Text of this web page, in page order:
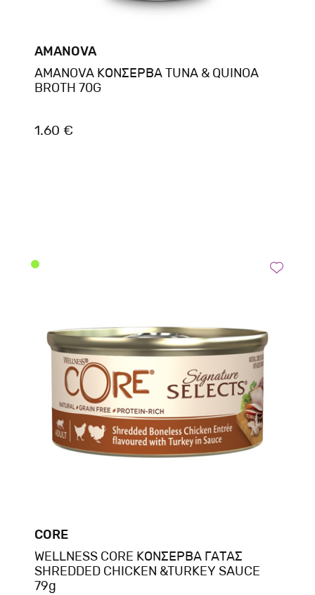
AMANOVA
AMANOVA ΚΟΝΣΕΡΒΑ TUNA & QUINOA
BROTH 70G
1.60 €
CORE
WELLNESS CORE ΚΟΝΣΕΡΒΑ ΓΑΤΑΣ
SHREDDED CHICKEN &TURKEY SAUCE
79g